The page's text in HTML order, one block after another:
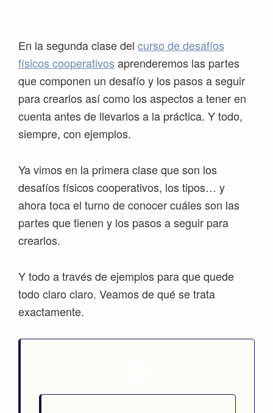
navegación
principal
contenido
principal
barra
lateral
principal
página
En la segunda clase del curso de desafíos
físicos cooperativos aprenderemos las partes
que componen un desafío y los pasos a seguir
para crearlos así como los aspectos a tener en
cuenta antes de llevarlos a la práctica. Y todo,
siempre, con ejemplos.
Ya vimos en la primera clase que son los
desafíos físicos cooperativos, los tipos… y
ahora toca el turno de conocer cuáles son las
partes que tienen y los pasos a seguir para
crearlos.
Y todo a través de ejemplos para que quede
todo claro claro. Veamos de qué se trata
exactamente.